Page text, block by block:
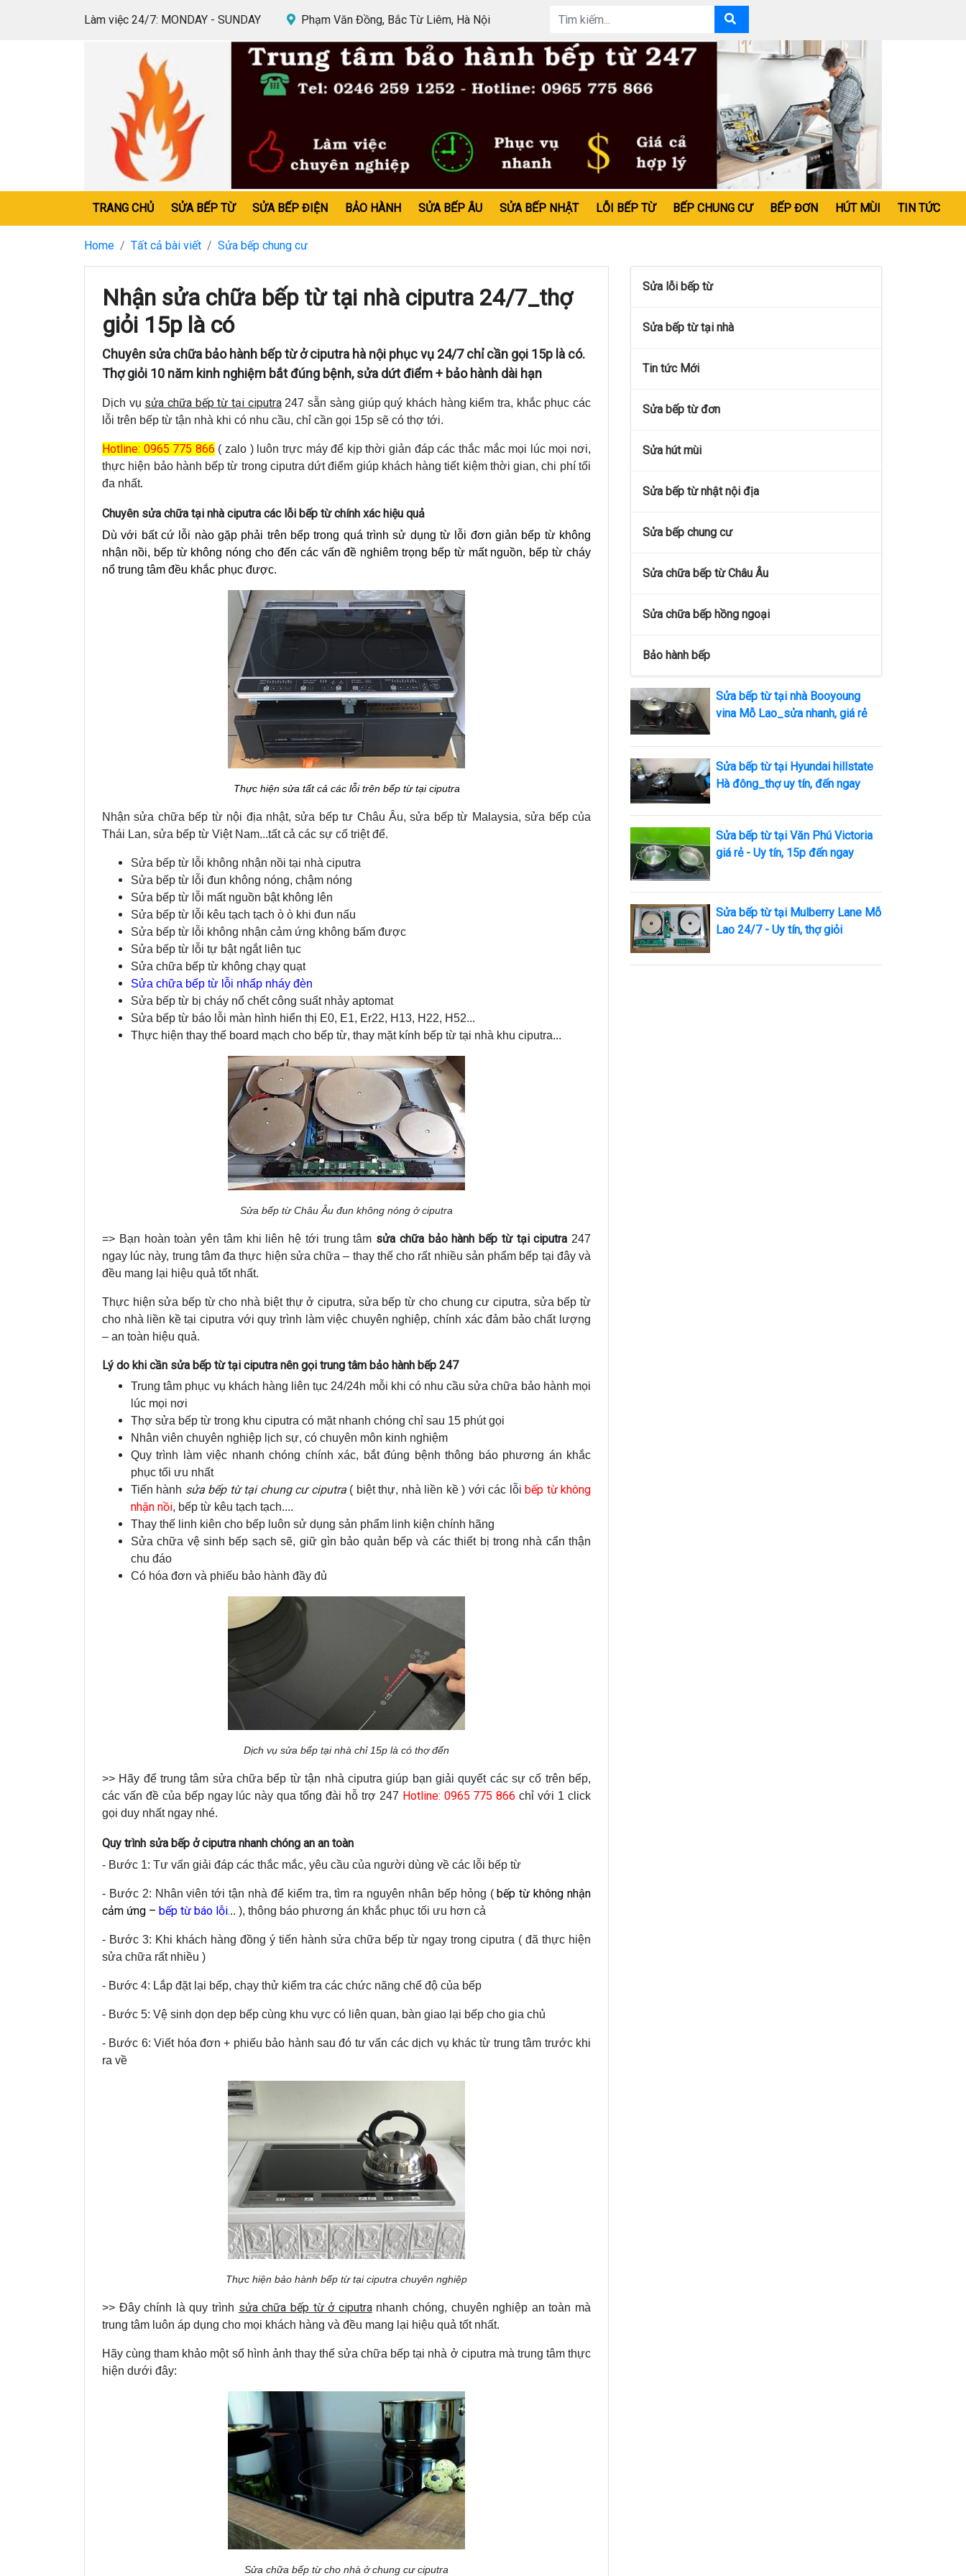
Làm việc 24/7: MONDAY - SUNDAY Phạm Văn Đồng, Bắc Từ Liêm, Hà Nội
TRANG CHỦ SỬA BẾP TỪ SỬA BẾP ĐIỆN BẢO HÀNH SỬA BẾP ÂU SỬA BẾP NHẬT LỖI BẾP TỪ BẾP CHUNG CƯ BẾP ĐƠN HÚT MÙI TIN TỨC
Home Tất cả bài viết Sửa bếp chung cư
Nhận sửa chữa bếp từ tại nhà ciputra 24/7_thợ
giỏi 15p là có
Chuyên sửa chữa bảo hành bếp từ ở ciputra hà nội phục vụ 24/7 chỉ cần gọi 15p là có.
Thợ giỏi 10 năm kinh nghiệm bắt đúng bệnh, sửa dứt điểm + bảo hành dài hạn
Dịch vụ sửa chữa bếp từ tại ciputra247 sẵn sàng giúp quý khách hàng kiểm tra, khắc phục các
lỗi trên bếp từ tận nhà khi có nhu cầu, chỉ cần gọi 15p sẽ có thợ tới.
Hotline: 0965 775 866 ( zalo ) luôn trực máy để kịp thời giản đáp các thắc mắc mọi lúc mọi nơi,
thực hiện bảo hành bếp từ trong ciputra dứt điểm giúp khách hàng tiết kiệm thời gian, chi phí tối
đa nhất.
Chuyên sửa chữa tại nhà ciputra các lỗi bếp từ chính xác hiệu quả
Dù với bất cứ lỗi nào gặp phải trên bếp trong quá trình sử dụng từ lỗi đơn giản bếp từ không
nhận nồi, bếp từ không nóng cho đến các vấn đề nghiêm trọng bếp từ mất nguồn, bếp từ cháy
nổ trung tâm đều khắc phục được.
Thực hiện sửa tất cả các lỗi trên bếp từ tại ciputra
Nhận sửa chữa bếp từ nội địa nhật, sửa bếp tư Châu Âu, sửa bếp từ Malaysia, sửa bếp của
Thái Lan, sửa bếp từ Việt Nam...tất cả các sự cố triệt để.
Sửa bếp từ lỗi không nhận nồi tại nhà ciputra
Sửa bếp từ lỗi đun không nóng, chậm nóng
Sửa bếp từ lỗi mất nguồn bật không lên
Sửa bếp từ lỗi kêu tạch tạch ò ò khi đun nấu
Sửa bếp từ lỗi không nhận cảm ứng không bấm được
Sửa bếp từ lỗi tự bật ngắt liên tục
Sửa chữa bếp từ không chạy quạt
Sửa chữa bếp từ lỗi nhấp nháy đèn
Sửa bếp từ bị cháy nổ chết công suất nhảy aptomat
Sửa bếp từ báo lỗi màn hình hiển thị E0, E1, Er22, H13, H22, H52...
Thực hiện thay thế board mạch cho bếp từ, thay mặt kính bếp từ tại nhà khu ciputra...
Sửa bếp từ Châu Âu đun không nóng ở ciputra
=> Bạn hoàn toàn yên tâm khi liên hệ tới trung tâm sửa chữa bảo hành bếp từ tại ciputra 247
ngay lúc này, trung tâm đa thực hiện sửa chữa – thay thế cho rất nhiều sản phẩm bếp tại đây và
đều mang lại hiệu quả tốt nhất.
Thực hiện sửa bếp từ cho nhà biệt thự ở ciputra, sửa bếp từ cho chung cư ciputra, sửa bếp từ
cho nhà liền kề tại ciputra với quy trình làm việc chuyên nghiệp, chính xác đảm bảo chất lượng
– an toàn hiệu quả.
Lý do khi cần sửa bếp từ tại ciputra nên gọi trung tâm bảo hành bếp 247
Trung tâm phục vụ khách hàng liên tục 24/24h mỗi khi có nhu cầu sửa chữa bảo hành mọi
lúc mọi nơi
Thợ sửa bếp từ trong khu ciputra có mặt nhanh chóng chỉ sau 15 phút gọi
Nhân viên chuyên nghiệp lịch sự, có chuyên môn kinh nghiệm
Quy trình làm việc nhanh chóng chính xác, bắt đúng bệnh thông báo phương án khắc
phục tối ưu nhất
Tiến hành sửa bếp từ tại chung cư ciputra( biệt thự, nhà liền kề ) với các lỗi bếp từ không
nhận nồi, bếp từ kêu tạch tạch....
Thay thế linh kiên cho bếp luôn sử dụng sản phẩm linh kiện chính hãng
Sửa chữa vệ sinh bếp sạch sẽ, giữ gìn bảo quản bếp và các thiết bị trong nhà cẩn thận
chu đáo
Có hóa đơn và phiếu bảo hành đầy đủ
Dịch vụ sửa bếp tại nhà chỉ 15p là có thợ đến
>> Hãy để trung tâm sửa chữa bếp từ tận nhà ciputra giúp bạn giải quyết các sự cố trên bếp,
các vấn đề của bếp ngay lúc này qua tổng đài hỗ trợ 247 Hotline: 0965 775 866 chỉ với 1 click
gọi duy nhất ngay nhé.
Quy trình sửa bếp ở ciputra nhanh chóng an an toàn
- Bước 1: Tư vấn giải đáp các thắc mắc, yêu cầu của người dùng về các lỗi bếp từ
- Bước 2: Nhân viên tới tận nhà để kiểm tra, tìm ra nguyên nhân bếp hỏng ( bếp từ không nhận
cảm ứng – bếp từ báo lỗi... ), thông báo phương án khắc phục tối ưu hơn cả
- Bước 3: Khi khách hàng đồng ý tiến hành sửa chữa bếp từ ngay trong ciputra ( đã thực hiện
sửa chữa rất nhiều )
- Bước 4: Lắp đặt lại bếp, chạy thử kiểm tra các chức năng chế độ của bếp
- Bước 5: Vệ sinh dọn dẹp bếp cùng khu vực có liên quan, bàn giao lại bếp cho gia chủ
- Bước 6: Viết hóa đơn + phiếu bảo hành sau đó tư vấn các dịch vụ khác từ trung tâm trước khi
ra về
Thực hiện bảo hành bếp từ tại ciputra chuyên nghiệp
>> Đây chính là quy trình sửa chữa bếp từ ở ciputranhanh chóng, chuyên nghiệp an toàn mà
trung tâm luôn áp dụng cho mọi khách hàng và đều mang lại hiệu quả tốt nhất.
Hãy cùng tham khảo một số hình ảnh thay thế sửa chữa bếp tại nhà ở ciputra mà trung tâm thực
hiện dưới đây:
Sửa chữa bếp từ cho nhà ở chung cư ciputra
Sửa lỗi bếp từ
Sửa bếp từ tại nhà
Tin tức Mới
Sửa bếp từ đơn
Sửa hút mùi
Sửa bếp từ nhật nội địa
Sửa bếp chung cư
Sửa chữa bếp từ Châu Âu
Sửa chữa bếp hồng ngoại
Bảo hành bếp
Sửa bếp từ tại nhà Booyoung
vina Mỗ Lao_sửa nhanh, giá rẻ
Sửa bếp từ tại Hyundai hillstate
Hà đông_thợ uy tín, đến ngay
Sửa bếp từ tại Văn Phú Victoria
giá rẻ - Uy tín, 15p đến ngay
Sửa bếp từ tại Mulberry Lane Mỗ
Lao 24/7 - Uy tín, thợ giỏi